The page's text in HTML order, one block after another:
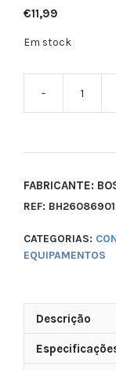
€11,99
Em stock
-
FABRICANTE:
REF:
CATEGORIAS:
EQUIPAMENTOS
Descrição